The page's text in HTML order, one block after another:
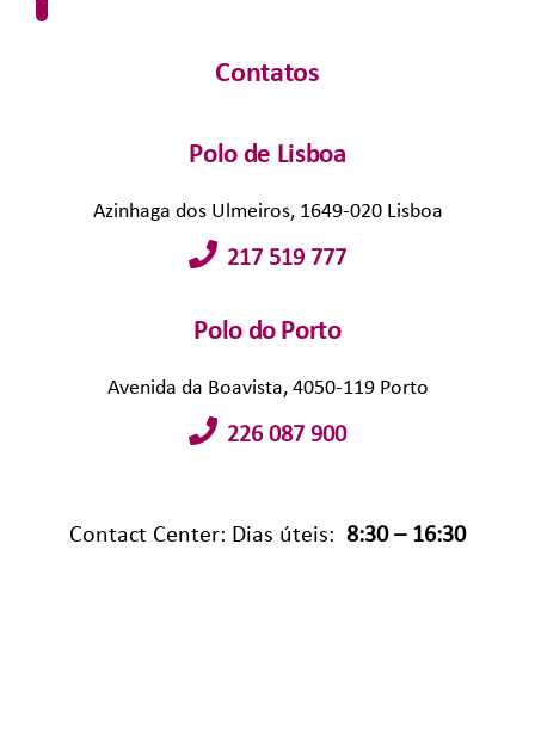
Contatos
Polo de Lisboa
Azinhaga dos Ulmeiros, 1649-020 Lisboa
217 519 777
Polo do Porto
Avenida da Boavista, 4050-119 Porto
226 087 900
Contact Center: Dias úteis: 8:30 – 16:30